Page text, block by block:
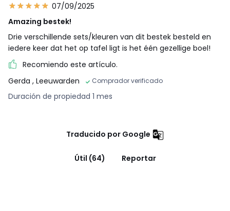
07/09/2025
Amazing bestek!
Drie verschillende sets/kleuren van dit bestek besteld en
iedere keer dat het op tafel ligt is het één gezellige boel!
Recomiendo este artículo.
Gerda , Leeuwarden Comprador verificado
Duración de propiedad 1 mes
Traducido por Google
Útil (64) Reportar